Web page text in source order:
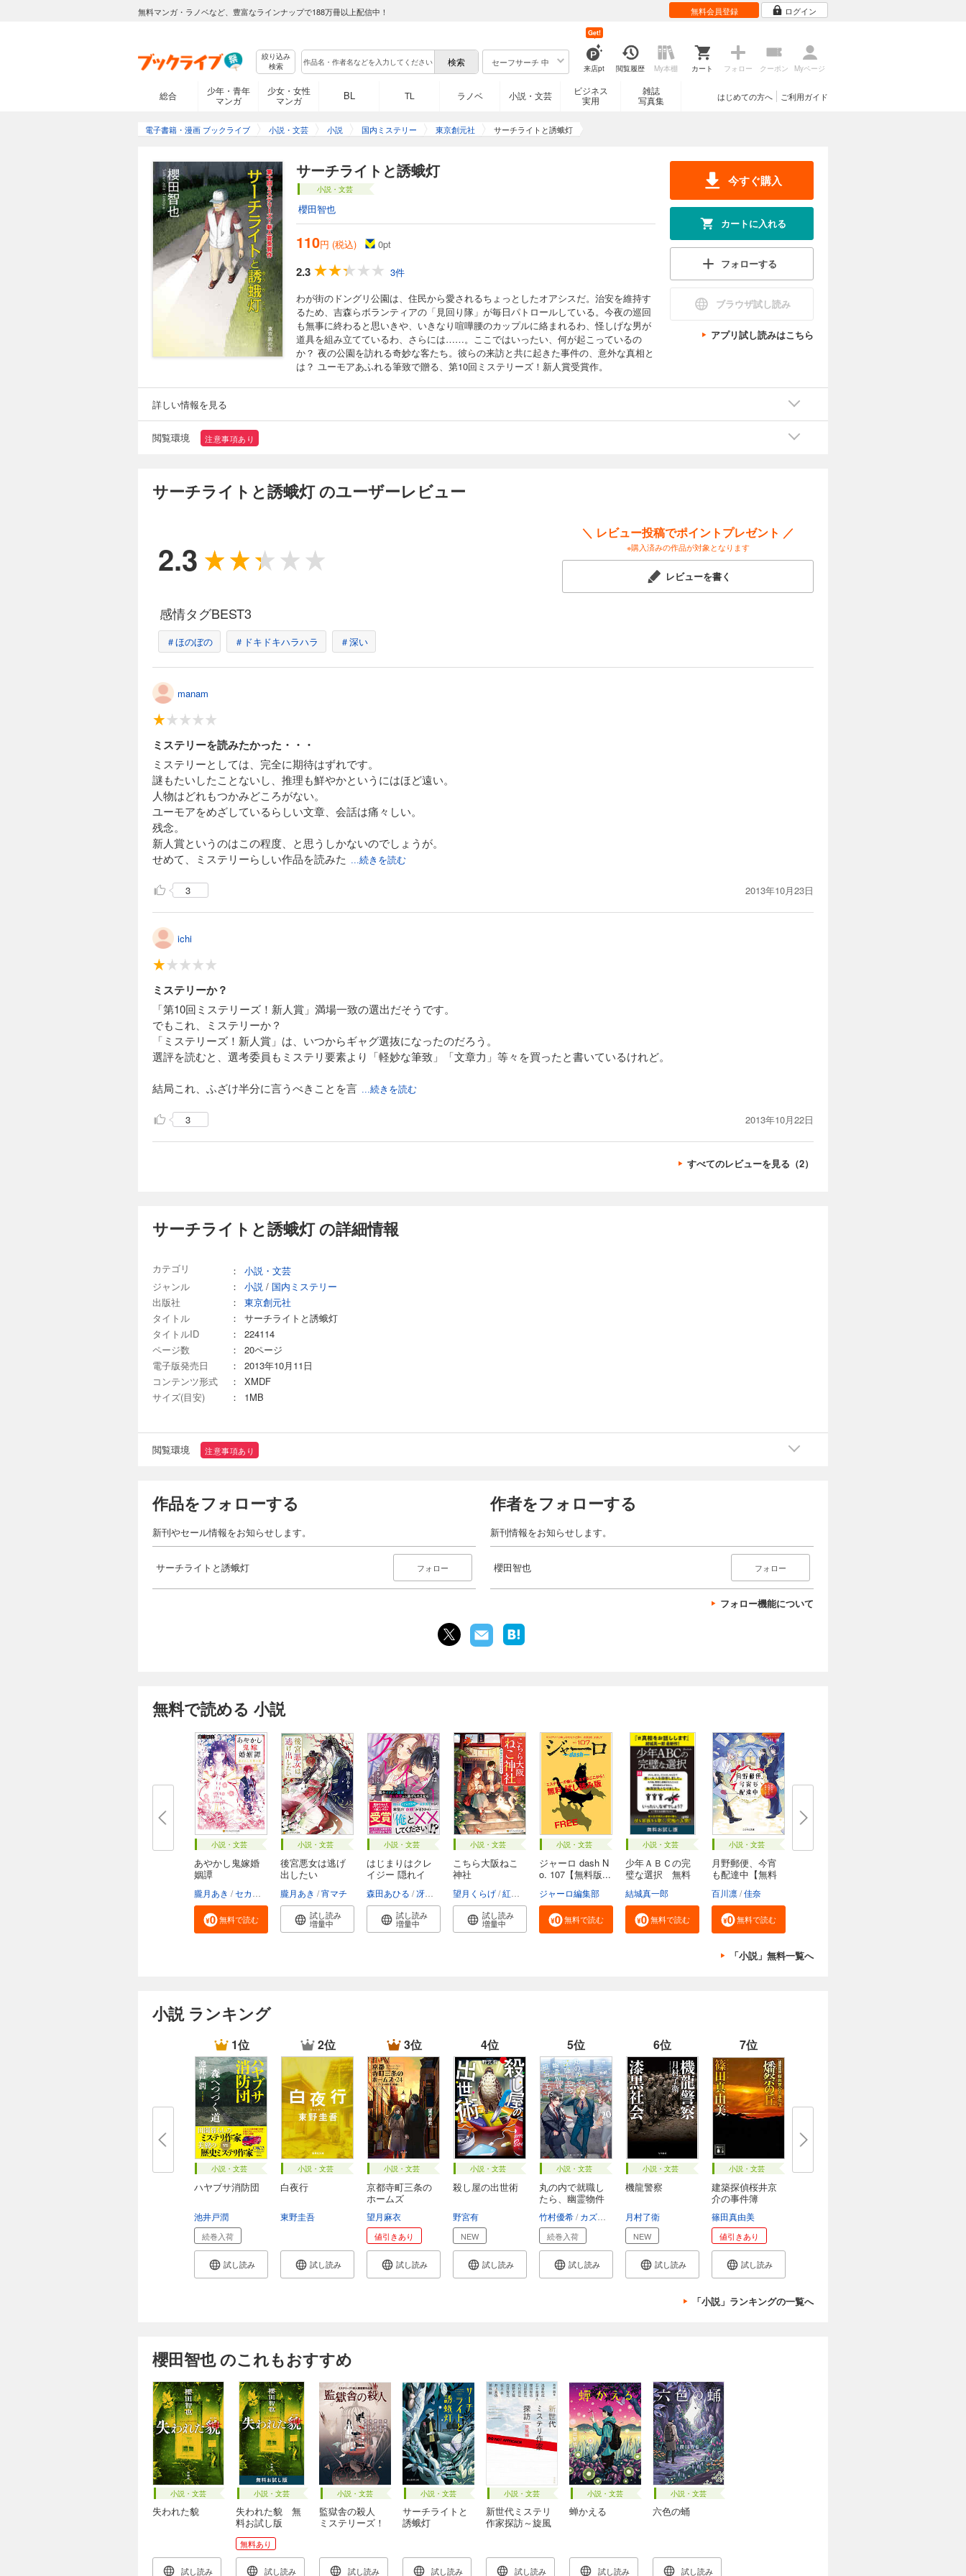
無料マンガ・ラノベなど、豊富なラインナップで188万冊以上配信中！ 無料会員登録 ログイン
絞り込み
検索
セーフサーチ 中
来店pt
Get!
閲覧履歴 My本棚 カート フォロー クーポン Myページ
総合
少年・青年
マンガ
少女・女性
マンガ
BL TL ラノベ 小説・文芸
ビジネス
実用
雑誌
写真集
ご利用ガイド
はじめての方へ
電子書籍・漫画 ブックライブ 小説・文芸 小説 国内ミステリー 東京創元社 サーチライトと誘蛾灯
サーチライトと誘蛾灯
小説・文芸
櫻田智也
110円 (税込) 0pt
2.3
3件
わが街のドングリ公園は、住民から愛されるちょっとしたオアシスだ。治安を維持す
るため、吉森らボランティアの「見回り隊」が毎日パトロールしている。今夜の巡回
も無事に終わると思いきや、いきなり喧嘩腰のカップルに絡まれるわ、怪しげな男が
道具を組み立てているわ、さらには……。ここではいったい、何が起こっているの
か？ 夜の公園を訪れる奇妙な客たち。彼らの来訪と共に起きた事件の、意外な真相と
は？ ユーモアあふれる筆致で贈る、第10回ミステリーズ！新人賞受賞作。
今すぐ購入
カートに入れる
フォローする
ブラウザ試し読み
アプリ試し読みはこちら
詳しい情報を見る
閲覧環境 注意事項あり
サーチライトと誘蛾灯 のユーザーレビュー
2.3
＼ レビュー投稿でポイントプレゼント ／
※購入済みの作品が対象となります
レビューを書く
感情タグBEST3
＃ほのぼの ＃ドキドキハラハラ ＃深い
manam
ミステリーを読みたかった・・・
ミステリーとしては、完全に期待はずれです。
謎もたいしたことないし、推理も鮮やかというにはほど遠い。
人物はどれもつかみどころがない。
ユーモアをめざしているらしい文章、会話は痛々しい。
残念。
新人賞というのはこの程度、と思うしかないのでしょうが。
せめて、ミステリーらしい作品を読みた ...続きを読む
3 2013年10月23日
ichi
ミステリーか？
「第10回ミステリーズ！新人賞」満場一致の選出だそうです。
でもこれ、ミステリーか？
「ミステリーズ！新人賞」は、いつからギャグ選抜になったのだろう。
選評を読むと、選考委員もミステリ要素より「軽妙な筆致」「文章力」等々を買ったと書いているけれど。
結局これ、ふざけ半分に言うべきことを言 ...続きを読む
3 2013年10月22日
すべてのレビューを見る（2）
サーチライトと誘蛾灯 の詳細情報
カテゴリ ：
小説・文芸
ジャンル
： 小説 / 国内ミステリー
出版社
：
東京創元社
タイトル
：
サーチライトと誘蛾灯
タイトルID
：
224114
ページ数
：
20ページ
電子版発売日
：
2013年10月11日
コンテンツ形式
：
XMDF
サイズ(目安)
： 1MB
閲覧環境 注意事項あり
作品をフォローする
新刊やセール情報をお知らせします。
サーチライトと誘蛾灯 フォロー
作者をフォローする
新刊情報をお知らせします。
櫻田智也 フォロー
フォロー機能について
無料で読める 小説
小説・文芸
あやかし鬼嫁婚
姻譚
朧月あき セカイメグル
無料で読む
小説・文芸
後宮悪女は逃げ
出したい
朧月あき 宵マチ
試し読み
増量中
小説・文芸
はじまりはクレ
イジー 隠れイ
森田あひる 冴島ユカ子
試し読み
増量中
小説・文芸
こちら大阪ねこ
神社
望月くらげ 紅木春
試し読み
増量中
小説・文芸
ジャーロ dash N
o. 107【無料版...
ジャーロ編集部
無料で読む
小説・文芸
少年ＡＢＣの完
璧な選択 無料
結城真一郎
無料で読む
小説・文芸
月野郵便、今宵
も配達中【無料
百川凛 佳奈
無料で読む
「小説」無料一覧へ
小説 ランキング
1位
小説・文芸
ハヤブサ消防団
池井戸潤
続巻入荷
試し読み
2位
小説・文芸
白夜行
東野圭吾
試し読み
3位
小説・文芸
京都寺町三条の
ホームズ
望月麻衣
値引きあり
試し読み
4位
小説・文芸
殺し屋の出世術
野宮有
NEW
試し読み
5位
小説・文芸
丸の内で就職し
たら、幽霊物件
竹村優希 カズアキ
続巻入荷
試し読み
6位
小説・文芸
機龍警察
月村了衛
NEW
試し読み
7位
小説・文芸
建築探偵桜井京
介の事件簿
篠田真由美
値引きあり
試し読み
「小説」ランキングの一覧へ
櫻田智也 のこれもおすすめ
小説・文芸
失われた貌
試し読み
小説・文芸
失われた貌 無
料お試し版
無料あり
試し読み
小説・文芸
監獄舎の殺人
ミステリーズ！
試し読み
小説・文芸
サーチライトと
誘蛾灯
試し読み
小説・文芸
新世代ミステリ
作家探訪～旋風
試し読み
小説・文芸
蝉かえる
試し読み
小説・文芸
六色の蛹
試し読み